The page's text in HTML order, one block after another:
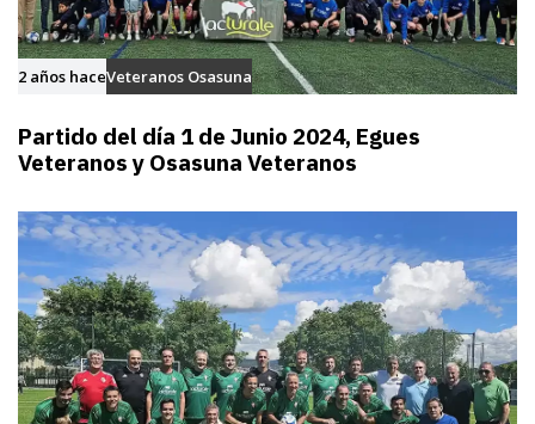
2 años haceVeteranos Osasuna
Partido del día 1 de Junio 2024, Egues
Veteranos y Osasuna Veteranos